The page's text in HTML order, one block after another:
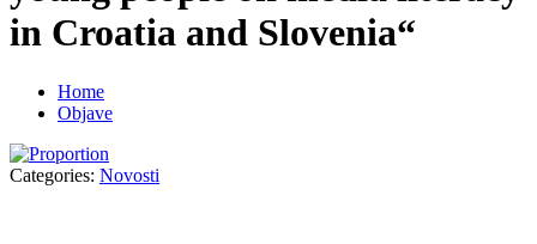
in Croatia and Slovenia“
Home
Objave
Categories: Novosti